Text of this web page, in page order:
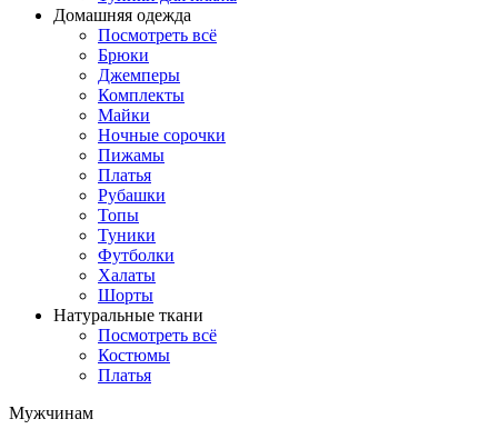
Домашняя одежда
Посмотреть всё
Брюки
Джемперы
Комплекты
Майки
Ночные сорочки
Пижамы
Платья
Рубашки
Топы
Туники
Футболки
Халаты
Шорты
Натуральные ткани
Посмотреть всё
Костюмы
Платья
Мужчинам